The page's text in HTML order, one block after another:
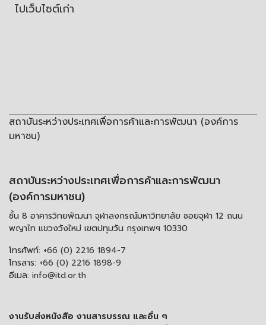
ไปเว็บไซต์เก่า
สถาบันระหว่างประเทศเพื่อการค้าและการพัฒนา (องค์การ
มหาชน)
สถาบันระหว่างประเทศเพื่อการค้าและการพัฒนา
(องค์การมหาชน)
ชั้น 8 อาคารวิทยพัฒนา จุฬาลงกรณ์มหาวิทยาลัย ซอยจุฬา 12 ถนน
พญาไท แขวงวังใหม่ เขตปทุมวัน กรุงเทพฯ 10330
โทรศัพท์: +66 (0) 2216 1894-7
โทรสาร: +66 (0) 2216 1898-9
อีเมล: info@itd.or.th
งานรับส่งหนังสือ งานสารบรรณ และอื่น ๆ